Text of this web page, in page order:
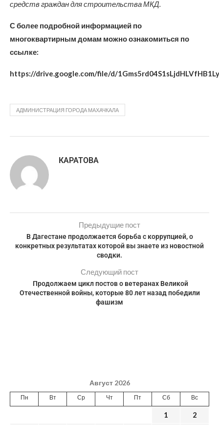
средств граждан для строительства МКД.
С более подробной информацией по
многоквартирным домам можно ознакомиться по
ссылке:
https://drive.google.com/file/d/
АДМИНИСТРАЦИЯ ГОРОДА МАХАЧКАЛА
КАРАТОВА
Предыдущие пост
В Дагестане продолжается борьба с коррупцией, о
конкретных результатах которой вы знаете из новостной
сводки.
Следующий пост
Продолжаем цикл постов о ветеранах Великой
Отечественной войны, которые 80 лет назад победили
фашизм
Август 2026
Пн Вт Ср Чт Пт Сб Вс
1
2